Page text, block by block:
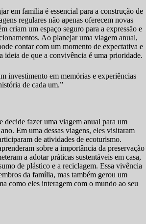
em família é essencial para a construção de
regulares não apenas oferecem novas
criam um espaço seguro para a expressão e
Ao planejar uma viagem anual,
contar com um momento de expectativa e
ideia de que a convivência é uma prioridade.
investimento em memórias e experiências
de cada um.”
decide fazer uma viagem anual para um
Em uma dessas viagens, eles visitaram
de atividades de ecoturismo.
sobre a importância da preservação
a adotar práticas sustentáveis em casa,
de plástico e a reciclagem. Essa vivência
da família, mas também gerou um
como eles interagem com o mundo ao seu